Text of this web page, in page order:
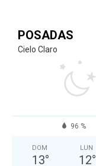
POSADAS
Cielo Claro
96 %
DOM
13°
LUN
12°